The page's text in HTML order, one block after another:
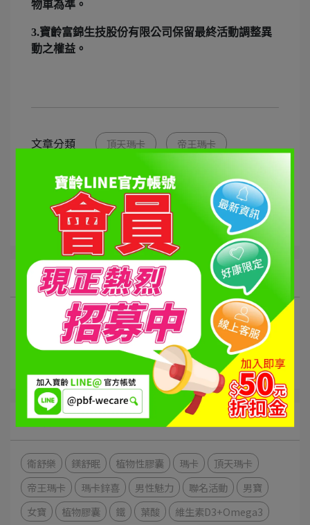
物車為準。
3.寶齡富錦生技股份有限公司保留最終活動調整異
動之權益。
文章分類 頂天瑪卡 帝王瑪卡
瑪卡鋅喜 享受體驗組
暢銷體驗組
所有文章主題
營養學知識
活動專區
寶齡小知識
文章分類
衛舒樂 鎂舒眠 植物性膠囊 瑪卡
頂天瑪卡
帝王瑪卡
瑪卡鋅喜 男性魅力 聯名活動
男寶
女寶
植物膠囊 鐵 葉酸
維生素D3+Omega3